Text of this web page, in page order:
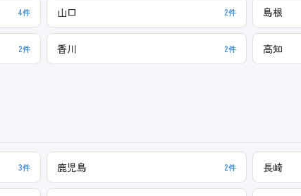
4件 山口 2件 島根
2件 香川 2件 高知
3件 鹿児島 2件 長崎